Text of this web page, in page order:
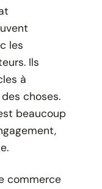
les
Ils
à
choses.
beaucoup
commerce